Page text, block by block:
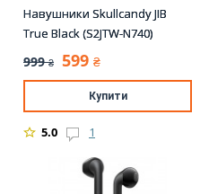
Навушники Skullcandy JIB
True Black (S2JTW-N740)
999 ₴ 599 ₴
Купити
5.0 1